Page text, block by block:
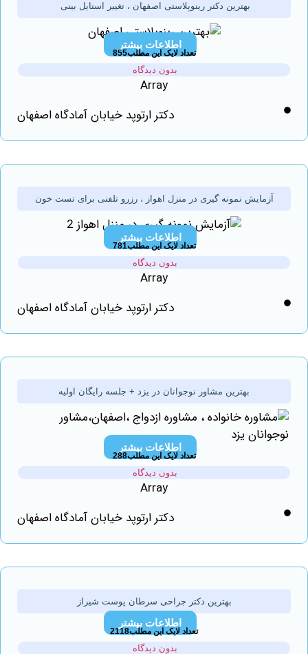
بهترین دکتر رینوپلاستی اصفهان ، تغییر استایل بینی
اطلاعات بیشتر
تعداد لایک این مطلب855
بدون دیدگاه
دکتر ارتوپد خیابان آمادگاه اصفهان
آزمایش نمونه گیری در منزل اهواز ، رزرو تلفنی برای تست خون
اطلاعات بیشتر
تعداد لایک این مطلب781
بدون دیدگاه
دکتر ارتوپد خیابان آمادگاه اصفهان
بهترین مشاور نوجوانان در یزد + جلسه رایگان اولیه
اطلاعات بیشتر
تعداد لایک این مطلب288
بدون دیدگاه
دکتر ارتوپد خیابان آمادگاه اصفهان
بهترین دکتر جراحی سرطان پوست شیراز
اطلاعات بیشتر
تعداد لایک این مطلب2118
بدون دیدگاه